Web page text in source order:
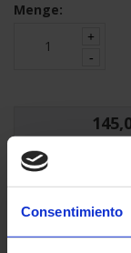
Consentimiento
Menge:
(11,15 € /
Endbetrag inkl